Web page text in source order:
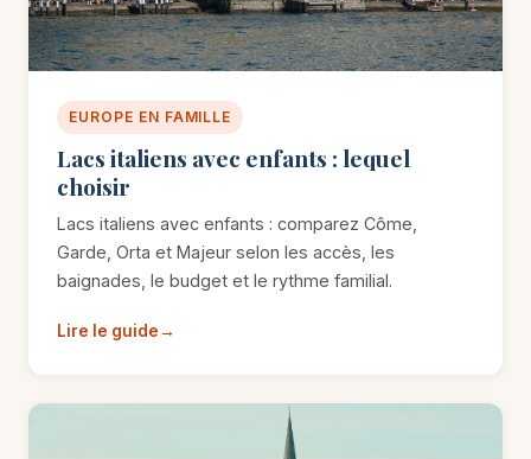
EUROPE EN FAMILLE
Lacs italiens avec enfants : lequel
choisir
Lacs italiens avec enfants : comparez Côme,
Garde, Orta et Majeur selon les accès, les
baignades, le budget et le rythme familial.
Lire le guide